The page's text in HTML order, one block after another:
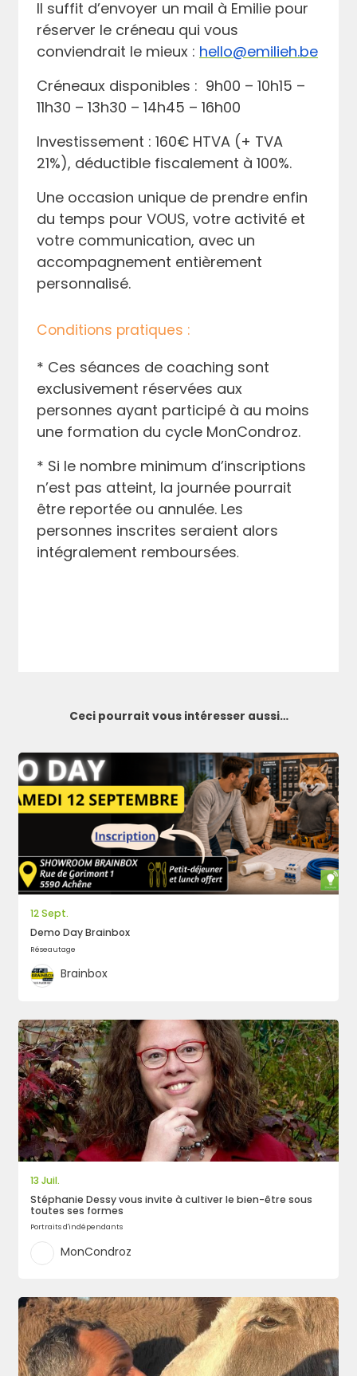
Il suffit d’envoyer un mail à Emilie pour
réserver le créneau qui vous
conviendrait le mieux : hello@emilieh.be
Créneaux disponibles : 9h00 – 10h15 –
11h30 – 13h30 – 14h45 – 16h00
Investissement : 160€ HTVA (+ TVA
21%), déductible fiscalement à 100%.
Une occasion unique de prendre enfin
du temps pour VOUS, votre activité et
votre communication, avec un
accompagnement entièrement
personnalisé.
Conditions pratiques :
* Ces séances de coaching sont
exclusivement réservées aux
personnes ayant participé à au moins
une formation du cycle MonCondroz.
* Si le nombre minimum d’inscriptions
n’est pas atteint, la journée pourrait
être reportée ou annulée. Les
personnes inscrites seraient alors
intégralement remboursées.
Ceci pourrait vous intéresser aussi…
12 Sept.
Demo Day Brainbox
Réseautage
Brainbox
13 Juil.
Stéphanie Dessy vous invite à cultiver le bien-être sous
toutes ses formes
Portraits d'indépendants
MonCondroz